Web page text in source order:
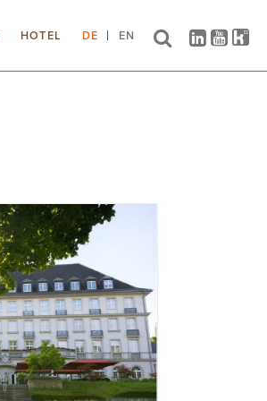
HOTEL DE EN